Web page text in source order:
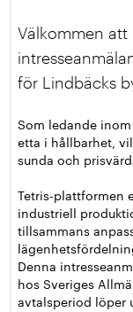
Välkommen
för Lindbäcks
Som ledande
etta i hållbarhet,
sunda och
Tetris-plattformen
industriell
tillsammans
Denna
hos Sveriges
avtalsperiod löper